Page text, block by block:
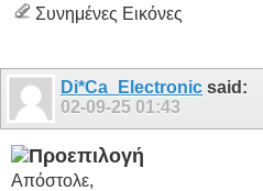
Συνημένες Εικόνες
Di*Ca_Electronic said:
02-09-25 01:43
Απόστολε,